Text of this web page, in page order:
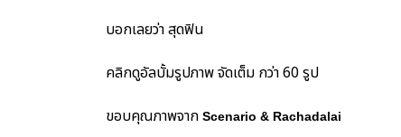
บอกเลยว่า สุดฟิน
คลิกดูอัลบั้มรูปภาพ จัดเต็ม กว่า 60 รูป
ขอบคุณภาพจาก Scenario & Rachadalai